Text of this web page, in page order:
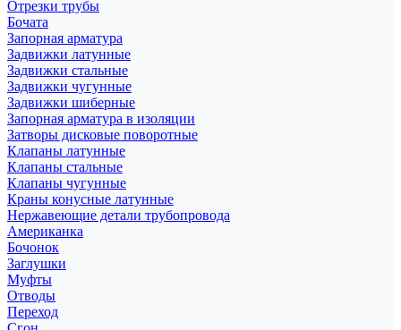
Отрезки трубы
Бочата
Запорная арматура
Задвижки латунные
Задвижки стальные
Задвижки чугунные
Задвижки шиберные
Запорная арматура в изоляции
Затворы дисковые поворотные
Клапаны латунные
Клапаны стальные
Клапаны чугунные
Краны конусные латунные
Нержавеющие детали трубопровода
Американка
Бочонок
Заглушки
Муфты
Отводы
Переход